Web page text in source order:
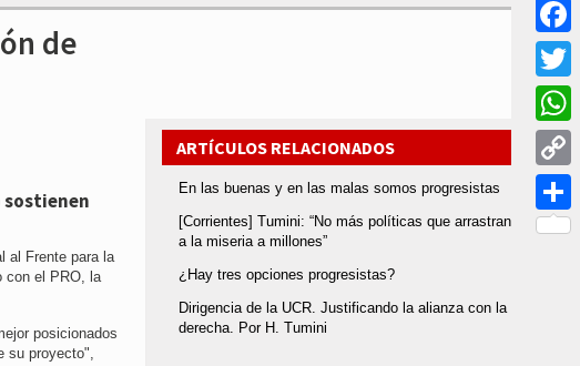
de
sostienen
al Frente para la
con el PRO, la
posicionados
su proyecto",
ARTÍCULOS RELACIONADOS
En las buenas y en las malas somos progresistas
[Corrientes] Tumini: ​​“No más políticas que arrastran
a la miseria a millones”
¿Hay tres opciones progresistas?
Dirigencia de la UCR. Justificando la alianza con la
derecha. Por H. Tumini
Twitter
Copy
Link